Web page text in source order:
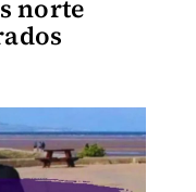
norte